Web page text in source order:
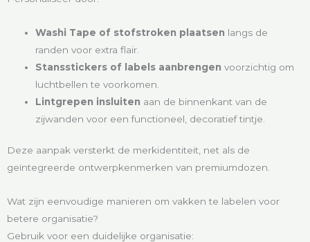
Washi Tape of stofstroken plaatsen langs de
randen voor extra flair.
Stansstickers of labels aanbrengen voorzichtig om
luchtbellen te voorkomen.
Lintgrepen insluiten aan de binnenkant van de
zijwanden voor een functioneel, decoratief tintje.
Deze aanpak versterkt de merkidentiteit, net als de
geïntegreerde ontwerpkenmerken van premiumdozen.
Wat zijn eenvoudige manieren om vakken te labelen voor
betere organisatie?
Gebruik voor een duidelijke organisatie: